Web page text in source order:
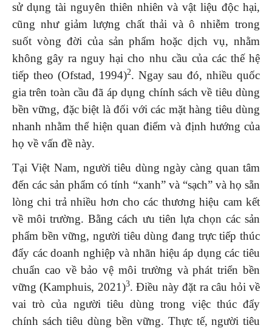
sử dụng tài nguyên thiên nhiên và vật liệu độc hại,
cũng như giảm lượng chất thải và ô nhiễm trong
suốt vòng đời của sản phẩm hoặc dịch vụ, nhằm
không gây ra nguy hại cho nhu cầu của các thế hệ
tiếp theo (Ofstad, 1994)2. Ngay sau đó, nhiều quốc
gia trên toàn cầu đã áp dụng chính sách về tiêu dùng
bền vững, đặc biệt là đối với các mặt hàng tiêu dùng
nhanh nhằm thể hiện quan điểm và định hướng của
họ về vấn đề này.
Tại Việt Nam, người tiêu dùng ngày càng quan tâm
đến các sản phẩm có tính “xanh” và “sạch” và họ sẵn
lòng chi trả nhiều hơn cho các thương hiệu cam kết
về môi trường. Bằng cách ưu tiên lựa chọn các sản
phẩm bền vững, người tiêu dùng đang trực tiếp thúc
đẩy các doanh nghiệp và nhãn hiệu áp dụng các tiêu
chuẩn cao về bảo vệ môi trường và phát triển bền
vững (Kamphuis, 2021)3. Điều này đặt ra câu hỏi về
vai trò của người tiêu dùng trong việc thúc đẩy
chính sách tiêu dùng bền vững. Thực tế, người tiêu